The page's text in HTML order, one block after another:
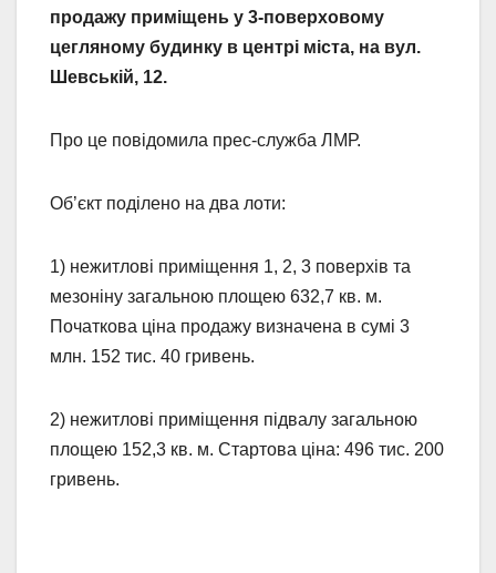
продажу приміщень у 3-поверховому
цегляному будинку в центрі міста, на вул.
Шевській, 12.
Про це повідомила прес-служба ЛМР.
Об’єкт поділено на два лоти:
1) нежитлові приміщення 1, 2, 3 поверхів та
мезоніну загальною площею 632,7 кв. м.
Початкова ціна продажу визначена в сумі 3
млн. 152 тис. 40 гривень.
2) нежитлові приміщення підвалу загальною
площею 152,3 кв. м. Стартова ціна: 496 тис. 200
гривень.